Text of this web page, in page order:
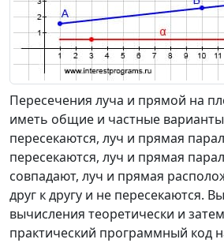
Пересечения луча и прямой на
иметь общие и частные
пересекаются, луч и прямая
пересекаются, луч и прямая
совпадают, луч и прямая
друг к другу и не пересекаются.
вычисления теоретически и
практический программный код